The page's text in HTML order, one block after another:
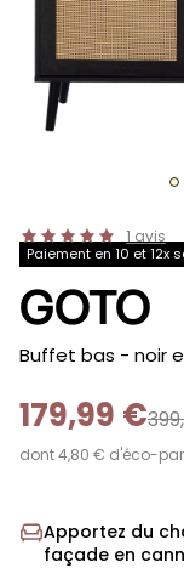
1 avis
Paiement en 10 et 12x
GOTO
-
Buffet bas - noir
179,99 €
dont 4,80 € d'éco-
Apportez du
façade en